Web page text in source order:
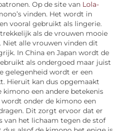
Op de site van Lola-
vinden. Het wordt in
vooral gebruikt als lingerie.
als de vrouwen mooie
Niet alle vrouwen vinden dit
In China en Japan wordt de
als ondergoed maar juist
gelegenheid wordt er een
Hieruit kan dus opgemaakt
een andere betekenis
wordt onder de kimono een
Dit zorgt ervoor dat er
van het lichaam tegen de stof